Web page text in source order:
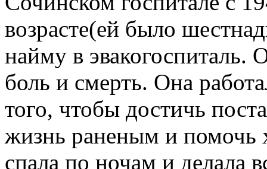
возрасте(ей было
найму в эвакогоспиталь.
боль и смерть. Она
того, чтобы достичь
жизнь раненым и помочь
спала по ночам и делала